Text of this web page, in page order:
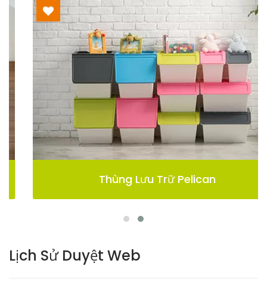
Thùng Lưu Trữ Pelican
Lịch Sử Duyệt Web